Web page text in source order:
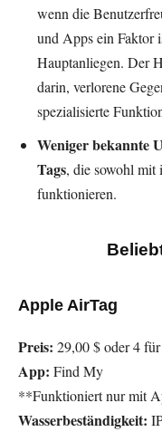
wenn die
und Apps ein Faktor
Hauptanliegen. Der
darin, verlorene
spezialisierte
Weniger bekannte
Tags, die sowohl
funktionieren.
Apple AirTag
Preis: 29,00 $ oder 4
App: Find My
**Funktioniert nur mit
Wasserbeständigkeit: